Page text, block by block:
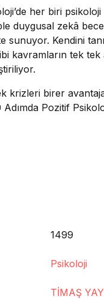
her biri
duygusal zekâ
Kendini
kavramların tek tek
krizleri birer
Pozitif
1499
Psikoloji
TİMAŞ